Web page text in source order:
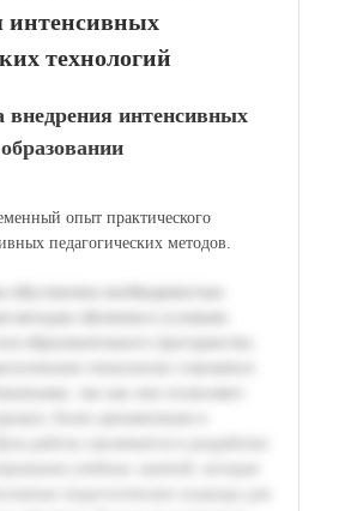
интенсивных
технологий
внедрения интенсивных
опыт практического
педагогических методов.